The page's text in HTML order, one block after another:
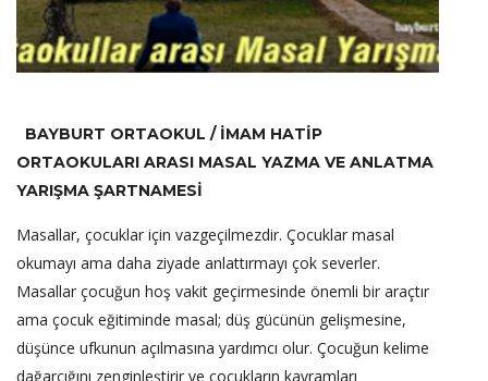
BAYBURT ORTAOKUL / İMAM HATİP
ORTAOKULARI ARASI MASAL YAZMA VE ANLATMA
YARIŞMA ŞARTNAMESİ
Masallar, çocuklar için vazgeçilmezdir. Çocuklar masal
okumayı ama daha ziyade anlattırmayı çok severler.
Masallar çocuğun hoş vakit geçirmesinde önemli bir araçtır
ama çocuk eğitiminde masal; düş gücünün gelişmesine,
düşünce ufkunun açılmasına yardımcı olur. Çocuğun kelime
dağarcığını zenginleştirir ve çocukların kavramları